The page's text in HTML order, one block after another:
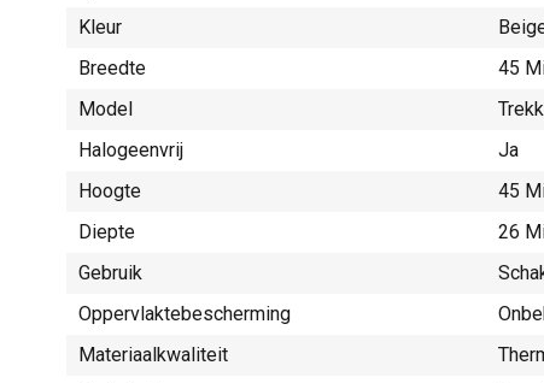
Kleur
Beige
Breedte
45
Model
Halogeenvrij
Ja
Hoogte
45
Diepte
26
Gebruik
Oppervlaktebescherming
Materiaalkwaliteit